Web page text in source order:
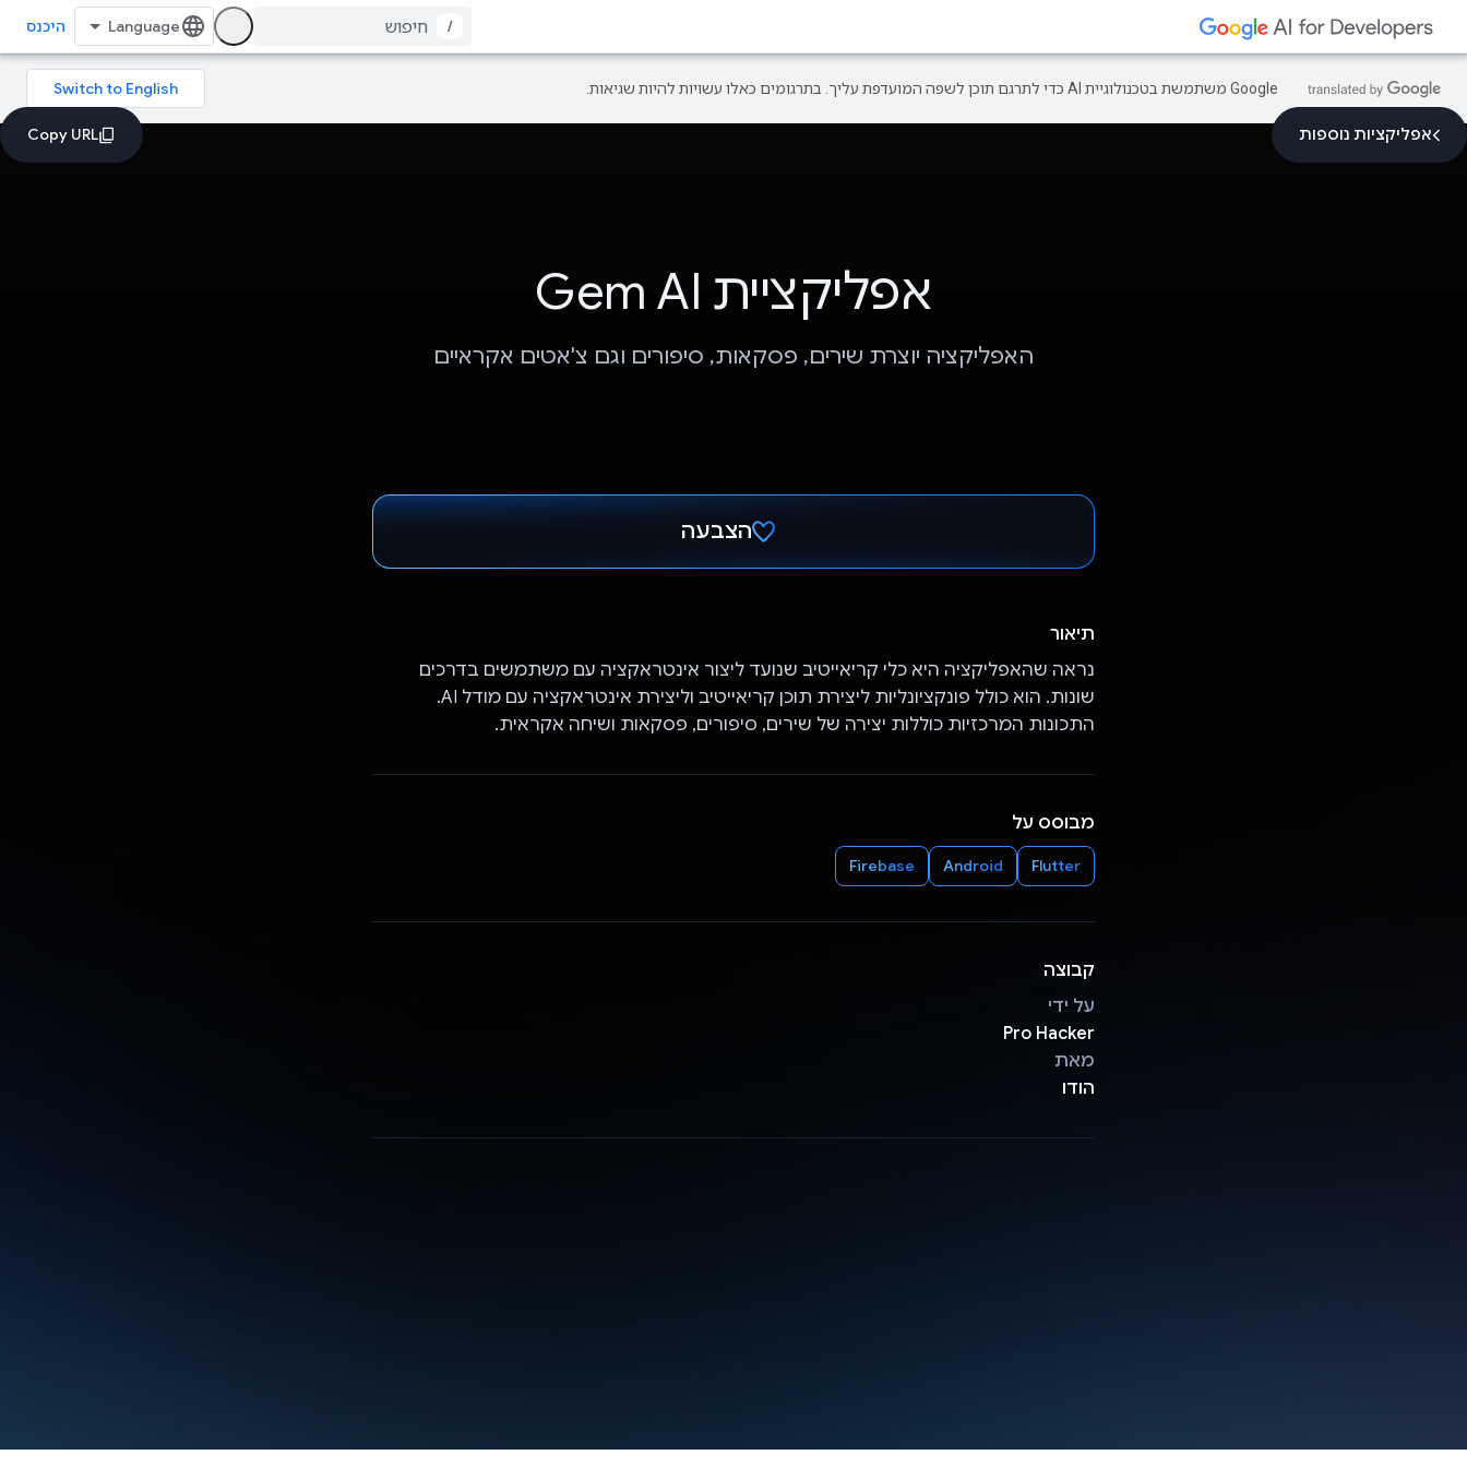
/ היכנס
‫Google משתמשת בטכנולוגיית AI כדי לתרגם תוכן לשפה המועדפת עליך. בתרגומים כאלו עשויות להיות שגיאות.
אפליקציות נוספות
אפליקציית Gem AI
האפליקציה יוצרת שירים, פסקאות, סיפורים וגם צ'אטים אקראיים
הצבעה
תיאור
נראה שהאפליקציה היא כלי קריאייטיב שנועד ליצור אינטראקציה עם משתמשים בדרכים
שונות. הוא כולל פונקציונליות ליצירת תוכן קריאייטיב וליצירת אינטראקציה עם מודל AI.
התכונות המרכזיות כוללות יצירה של שירים, סיפורים, פסקאות ושיחה אקראית.
מבוסס על
Flutter
Android
Firebase
קבוצה
על ידי
Pro Hacker
מאת
הודו